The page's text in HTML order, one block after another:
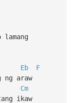
Eb
F
ng araw
Cm
ikaw